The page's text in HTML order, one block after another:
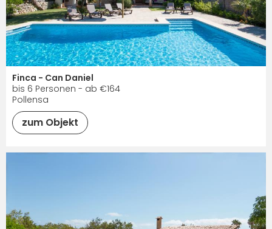
Finca - Can Daniel
bis 6 Personen - ab €164
Pollensa
zum Objekt